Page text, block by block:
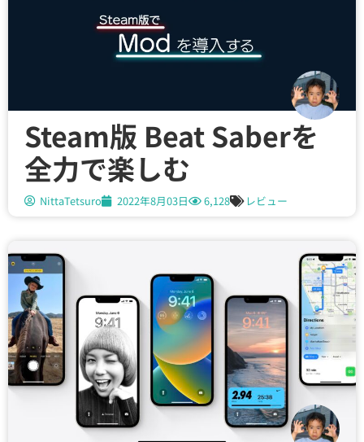
Steam版 Beat Saberを
全力で楽しむ
NittaTetsuro 2022年8月03日 6,128 レビュー